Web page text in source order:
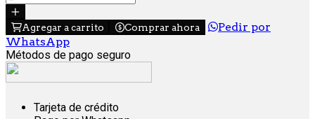
Agregar a carrito Comprar ahora
Pedir por
WhatsApp
Métodos de pago seguro
Tarjeta de crédito